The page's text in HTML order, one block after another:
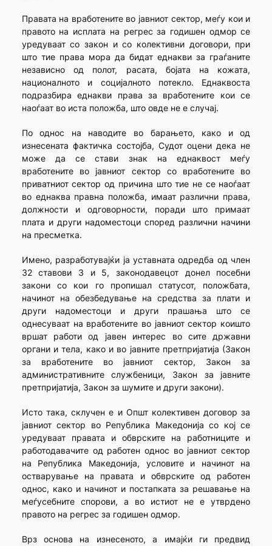
Правата на вработените во јавниот сектор, меѓу кои и
правото на исплата на регрес за годишен одмор се
уредуваат со закон и со колективни договори, при
што тие права мора да бидат еднакви за граѓаните
независно од полот, расата, бојата на кожата,
националното и социјалното потекло. Еднаквоста
подразбира еднакви права за вработените кои се
наоѓаат во иста положба, што овде не е случај.
По однос на наводите во барањето, како и од
изнесената фактичка состојба, Судот оцени дека не
може да се стави знак на еднаквост меѓу
вработените во јавниот сектор со вработените во
приватниот сектор од причина што тие не се наоѓаат
во еднаква правна положба, имаат различни права,
должности и одгово­рно­сти, поради што примаат
плата и други надоместоци според различни начини
на пресметка.
Имено, разработувајќи ја уставната одредба од член
32 ставови 3 и 5, законодавецот донел посебни
закони со кои го пропишал статусот, положбата,
начинот на обезбедување на средства за плати и
други надоместоци и други прашања што се
однесуваат на вработените во јавниот сектор коишто
вршат работи од јавен интерес во сите државни
органи и тела, како и во јавните претпријатија (Закон
за вработените во јавниот сектор, Закон за
административните службеници, Закон за јавните
претпри­јатија, Закон за шумите и други закони).
Исто така, склучен е и Општ колективен договор за
јавниот сектор во Република Македонија со кој се
уредуваат правата и обврските на работниците и
работодавачите од работен однос во јавниот сектор
на Република Македонија, условите и начинот на
остварување на правата и обврските од работен
однос, како и начинот и постапката за решавање на
меѓусебните спорови, а во истиот не е утврдено
правото на регрес за годишен одмор.
Врз основа на изнесеното, а имајќи ги предвид